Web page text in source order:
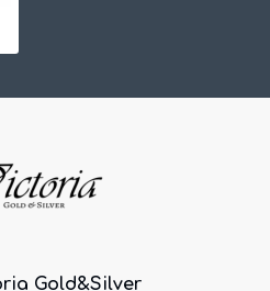
Gold&Silver